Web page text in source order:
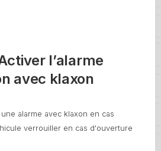
l’alarme
avec klaxon
alarme avec klaxon en cas
verrouiller en cas d'ouverture